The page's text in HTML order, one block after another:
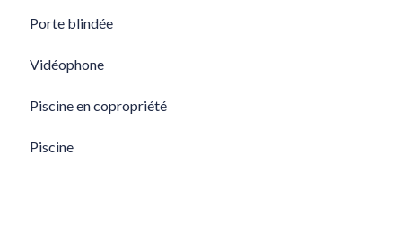
Porte blindée
Vidéophone
Piscine en copropriété
Piscine